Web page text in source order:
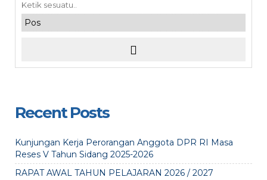
Recent Posts
Kunjungan Kerja Perorangan Anggota DPR RI Masa
Reses V Tahun Sidang 2025-2026
RAPAT AWAL TAHUN PELAJARAN 2026 / 2027